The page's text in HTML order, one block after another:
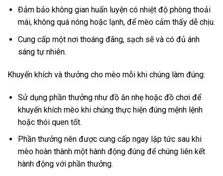
Đảm bảo không gian huấn luyện có nhiệt độ phòng thoải
mái, không quá nóng hoặc lạnh, để mèo cảm thấy dễ chịu.
Cung cấp một nơi thoáng đãng, sạch sẽ và có đủ ánh
sáng tự nhiên.
Khuyến khích và thưởng cho mèo mỗi khi chúng làm đúng:
Sử dụng phần thưởng như đồ ăn nhẹ hoặc đồ chơi để
khuyến khích mèo khi chúng thực hiện đúng mệnh lệnh
hoặc thói quen tốt.
Phần thưởng nên được cung cấp ngay lập tức sau khi
mèo hoàn thành một hành động đúng để chúng liên kết
hành động với phần thưởng.